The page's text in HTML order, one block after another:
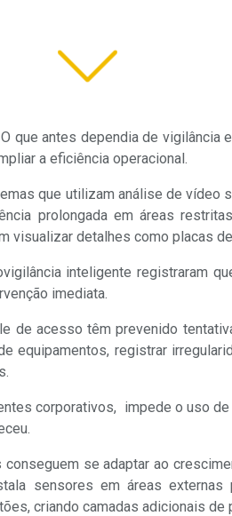
antes dependia de vigilância
a eficiência operacional.
que utilizam análise de vídeo
prolongada em áreas
visualizar detalhes como placas
inteligente registraram
imediata.
de acesso têm prevenido
equipamentos, registrar
corporativos, impede o uso
se adaptar ao
sensores em áreas externas
criando camadas adicionais de